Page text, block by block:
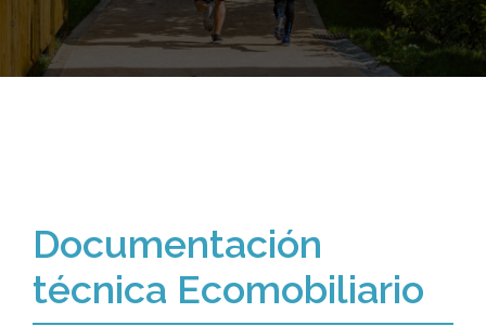
Documentación
técnica Ecomobiliario